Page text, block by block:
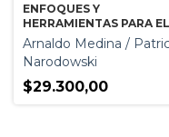
ENFOQUES Y
HERRAMIENTAS PARA EL
GOBIERNO DE LA SALUD
Arnaldo Medina /
Narodowski
$29.300,00